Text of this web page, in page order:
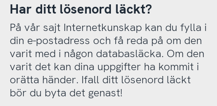
Har ditt lösenord läckt?
På vår sajt Internetkunskap kan du fylla i
din e-postadress och få reda på om den
varit med i någon databasläcka. Om den
varit det kan dina uppgifter ha kommit i
orätta händer. Ifall ditt lösenord läckt
bör du byta det genast!